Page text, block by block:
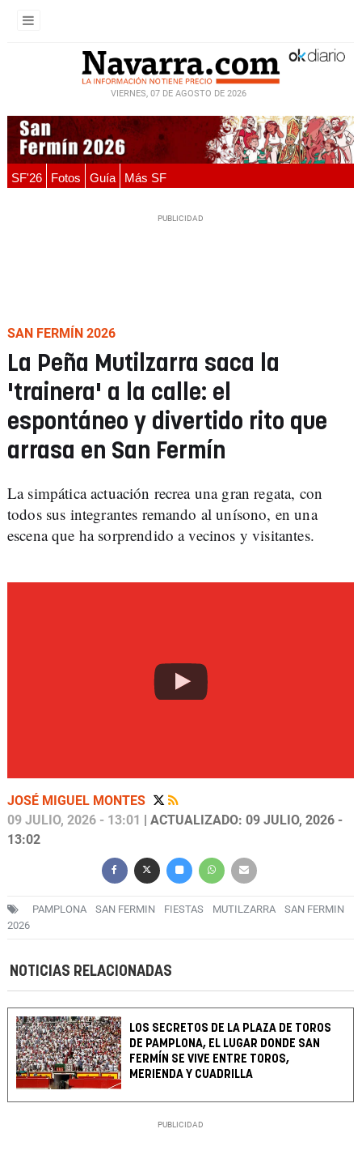
VIERNES, 07 DE AGOSTO DE 2026
SF'26 Fotos Guía Más SF
SAN FERMÍN 2026
La Peña Mutilzarra saca la
'trainera' a la calle: el
espontáneo y divertido rito que
arrasa en San Fermín
La simpática actuación recrea una gran regata, con
todos sus integrantes remando al unísono, en una
escena que ha sorprendido a vecinos y visitantes.
JOSÉ MIGUEL MONTES
09 JULIO, 2026 - 13:01 | ACTUALIZADO: 09 JULIO, 2026 -
13:02
PAMPLONA SAN FERMIN FIESTAS MUTILZARRA
SAN FERMIN
2026
NOTICIAS RELACIONADAS
LOS SECRETOS DE LA PLAZA DE TOROS
DE PAMPLONA, EL LUGAR DONDE SAN
FERMÍN SE VIVE ENTRE TOROS,
MERIENDA Y CUADRILLA